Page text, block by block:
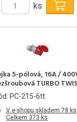
ks
5-pólová, 16A /
TURBO
PC-215-6tt
V e-shopu skladem 78 ks
Celkem 373 ks